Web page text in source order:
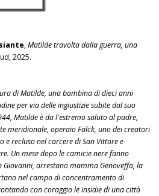
,Matilde travolta dalla guerra, una
2025.
di Matilde, una bambina di dieci anni
per via delle ingiustizie subite dal suo
Matilde è da l'estremo saluto al padre,
meridionale, operaio Falck, uno dei creatori
e recluso nel carcere di San Vittore e
Un mese dopo le camicie nere fanno
Giovanni, arrestano mamma Genoveffa, la
nel campo di concentramento di
con coraggio le insidie di una città